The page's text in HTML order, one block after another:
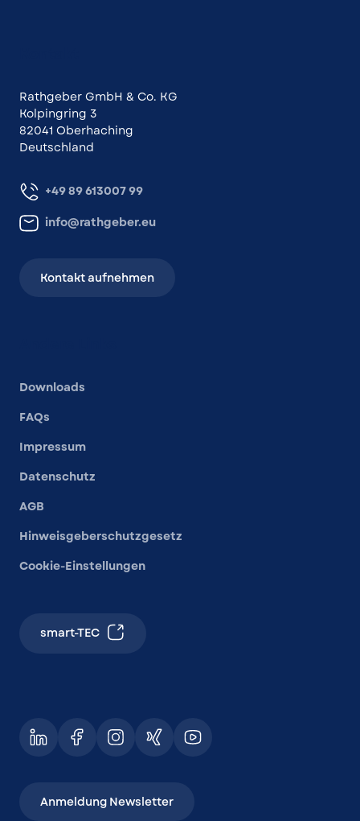
Rathgeber GmbH & Co. KG
Kolpingring 3
82041 Oberhaching
Deutschland
+49 89 613007 99
info@rathgeber.eu
Kontakt aufnehmen
Downloads
FAQs
Impressum
Datenschutz
AGB
Hinweisgeberschutzgesetz
Cookie-Einstellungen
smart-TEC
Anmeldung Newsletter